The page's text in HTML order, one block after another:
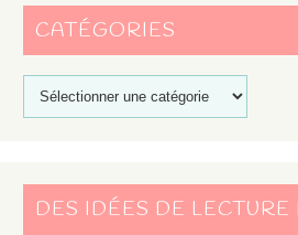
CATÉGORIES
DES IDÉES DE LECTURE